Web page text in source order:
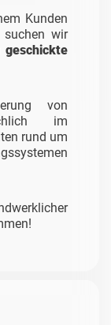
Kunden
suchen wir
von
im
rund um